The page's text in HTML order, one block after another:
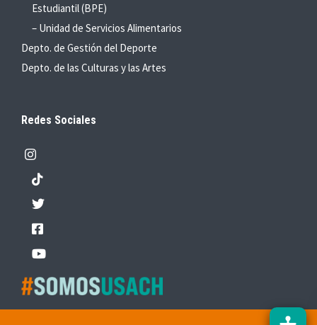
Estudiantil (BPE)
– Unidad de Servicios Alimentarios
Depto. de Gestión del Deporte
Depto. de las Culturas y las Artes
Redes Sociales